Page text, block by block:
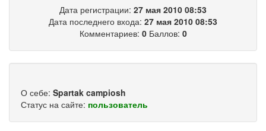
Дата регистрации: 27 мая 2010 08:53
Дата последнего входа: 27 мая 2010 08:53
Комментариев: 0Баллов: 0
О себе: Spartak campiosh
Статус на сайте: пользователь